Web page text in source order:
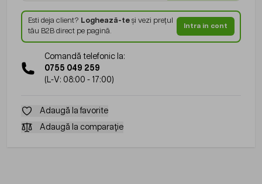
Esti deja client? Loghează-teși vezi prețul
tău B2B direct pe pagină.
Intra in cont
Comandă telefonic la:
0755 049 259
(L-V: 08:00 - 17:00)
Adaugă la favorite
Adaugă la comparație